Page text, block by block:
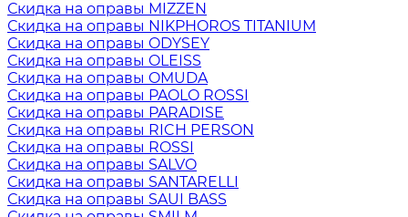
Скидка на оправы MIZZEN
Скидка на оправы NIKPHOROS TITANIUM
Скидка на оправы ODYSEY
Скидка на оправы OLEISS
Скидка на оправы OMUDA
Скидка на оправы PAOLO ROSSI
Скидка на оправы PARADISE
Скидка на оправы RICH PERSON
Скидка на оправы ROSSI
Скидка на оправы SALVO
Скидка на оправы SANTARELLI
Скидка на оправы SAUI BASS